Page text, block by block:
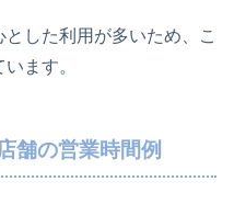
した利用が多いため、こ
ます。
舗の営業時間例